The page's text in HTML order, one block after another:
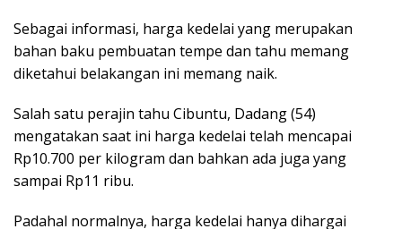
Sebagai informasi, harga kedelai yang merupakan
bahan baku pembuatan tempe dan tahu memang
diketahui belakangan ini memang naik.
Salah satu perajin tahu Cibuntu, Dadang (54)
mengatakan saat ini harga kedelai telah mencapai
Rp10.700 per kilogram dan bahkan ada juga yang
sampai Rp11 ribu.
Padahal normalnya, harga kedelai hanya dihargai